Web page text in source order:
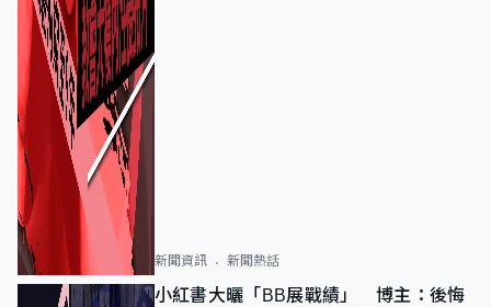
新聞資訊 新聞熱話
小紅書大曬「BB展戰績」 博主：後悔